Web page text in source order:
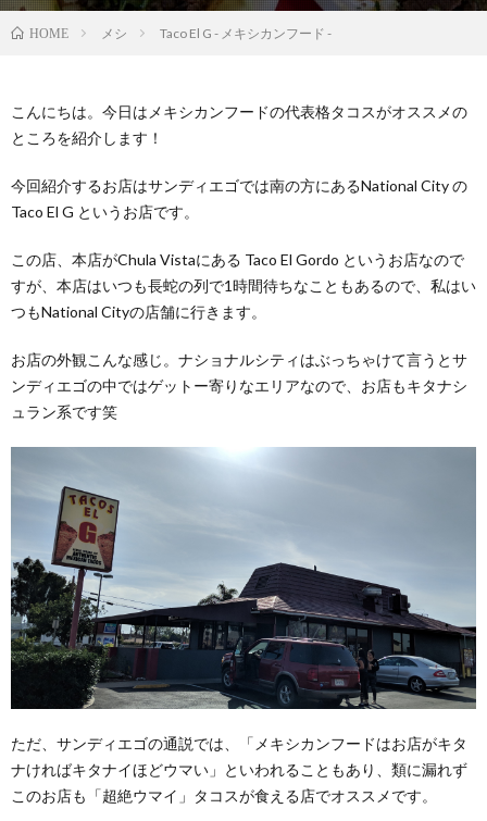
HOME メシ Taco El G - メキシカンフード -
こんにちは。今日はメキシカンフードの代表格タコスがオススメの
ところを紹介します！
今回紹介するお店はサンディエゴでは南の方にあるNational City の
Taco El G というお店です。
この店、本店がChula Vistaにある Taco El Gordo というお店なので
すが、本店はいつも長蛇の列で1時間待ちなこともあるので、私はい
つもNational Cityの店舗に行きます。
お店の外観こんな感じ。ナショナルシティはぶっちゃけて言うとサ
ンディエゴの中ではゲットー寄りなエリアなので、お店もキタナシ
ュラン系です笑
ただ、サンディエゴの通説では、「メキシカンフードはお店がキタ
ナければキタナイほどウマい」といわれることもあり、類に漏れず
このお店も「超絶ウマイ」タコスが食える店でオススメです。